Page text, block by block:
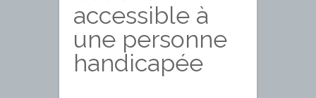
accessible à
une personne
handicapée